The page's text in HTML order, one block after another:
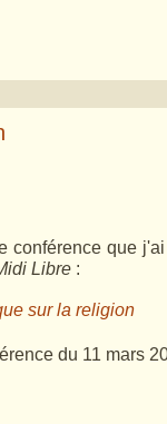
conférence que
Libre :
sur la religion